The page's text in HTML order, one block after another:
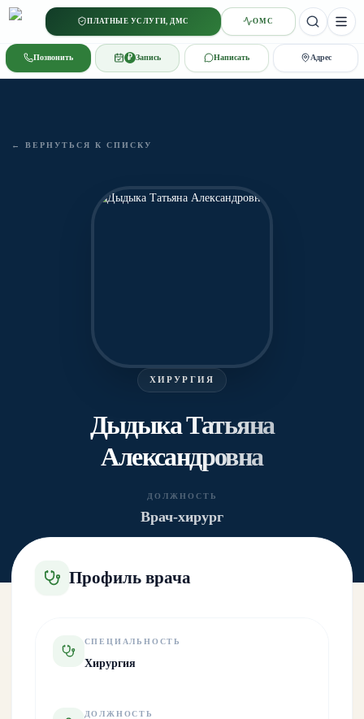
StGeorg
ПЛАТНЫЕ УСЛУГИ, ДМС ОМС
Позвонить ₽ Запись Написать Адрес
← ВЕРНУТЬСЯ К СПИСКУ
ХИРУРГИЯ
Дыдыка Татьяна
Александровна
ДОЛЖНОСТЬ
Врач-хирург
Профиль врача
СПЕЦИАЛЬНОСТЬ
Хирургия
ДОЛЖНОСТЬ